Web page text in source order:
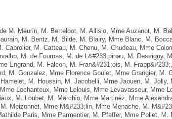
M. Meurin, M. Berteloot, M. Allisio, Mme Auzanot, M.
M. Bentz, M. Bilde, M. Blairy, Mme Blanc, M.
Cabrolier, M. Catteau, M. Chenu, M. Chudeau, Mme
M. de Fournas, M. de L&#233;pinau, M. Dessigny,
Engrand, M. Falcon, M. Fran&#231;ois, M.
M. Gonzalez, Mme Florence Goulet, Mme Grangier, M.
M. Houssin, M. Jacobelli, Mme Jaouen, M. Jolly,
Lechanteux, Mme Lelouis, Mme Levavasseur, Mme
M. Loubet, M. Marchio, Mme Martinez, Mme
Meizonnet, Mme M&#233;lin, Mme Menache, M.
Paris, Mme Parmentier, M. Pfeffer, Mme Pollet, M.